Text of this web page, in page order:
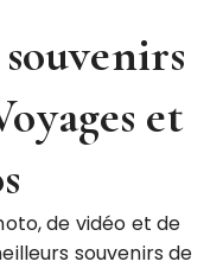
et
de vidéo et de
souvenirs de